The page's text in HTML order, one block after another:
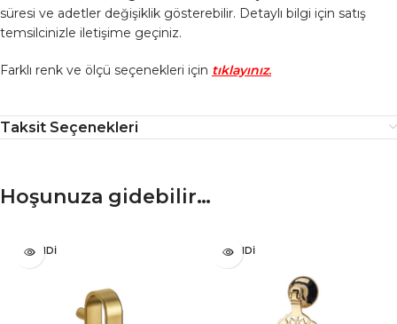
süresi ve adetler değişiklik gösterebilir. Detaylı bilgi için satış
temsilcinizle iletişime geçiniz.
Farklı renk ve ölçü seçenekleri için tıklayınız.
Taksit Seçenekleri
Hoşunuza gidebilir…
TÜKENDI TÜKENDI